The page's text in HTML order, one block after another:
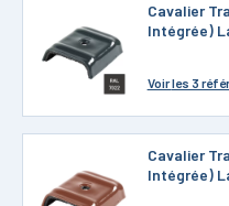
Cavalier
Intégrée)
Voirles 3
Cavalier
Intégrée)